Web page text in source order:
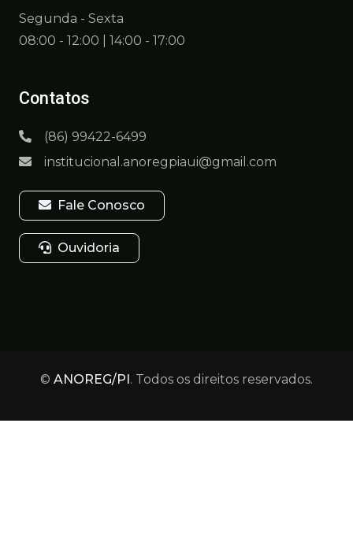
Segunda - Sexta
08:00 - 12:00 | 14:00 - 17:00
Contatos
(86) 99422-6499
institucional.anoregpiaui@gmail.com
Fale Conosco
Ouvidoria
© ANOREG/PI . Todos os direitos reservados.